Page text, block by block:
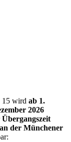
15 wird ab 1.
2026
der Münchener